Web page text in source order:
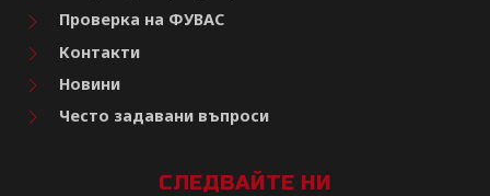
Проверка на ФУВАС
Контакти
Новини
Често задавани въпроси
СЛЕДВАЙТЕ НИ